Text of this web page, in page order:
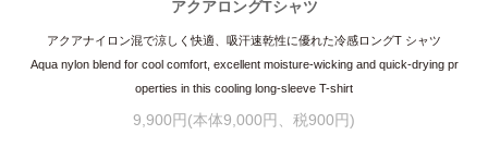
アクアロングTシャツ
アクアナイロン混で涼しく快適、吸汗速乾性に優れた冷感ロングT シャツ
Aqua nylon blend for cool comfort, excellent moisture-wicking and quick-drying pr
operties in this cooling long-sleeve T-shirt
9,900円(本体9,000円、税900円)